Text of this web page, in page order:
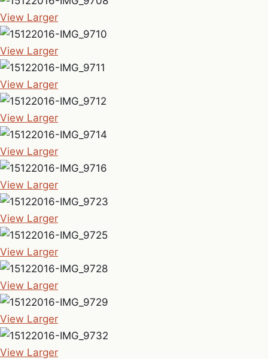
View Larger
View Larger
View Larger
View Larger
View Larger
View Larger
View Larger
View Larger
View Larger
View Larger
View Larger